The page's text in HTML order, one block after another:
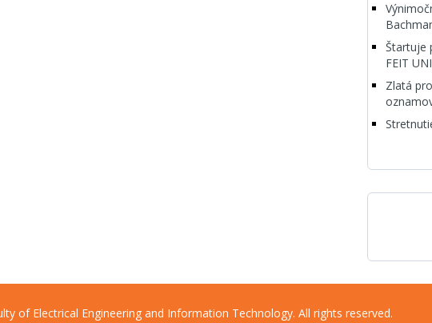
Štartuje
FEIT
Zlatá
of Electrical Engineering and Information Technology. All rights reserved.